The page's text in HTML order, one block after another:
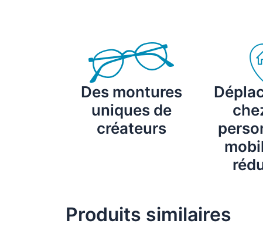
Des montures
uniques de
créateurs
Produits similaires